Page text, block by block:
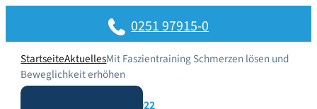
0251 97915-0
StartseiteAktuellesMit Faszientraining Schmerzen lösen und
Beweglichkeit erhöhen
Veröffentlicht am: 22.04.2022